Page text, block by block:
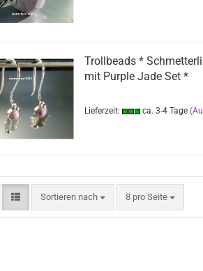
Trollbeads *
mit Purple Jade Set *
Lieferzeit: ca. 3-4 Tage
Sortieren nach
Sortieren nach 8 pro Seite
pro Seite